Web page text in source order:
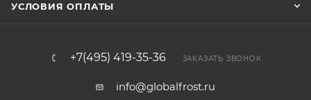
УСЛОВИЯ ОПЛАТЫ
+7(495) 419-35-36 ЗАКАЗАТЬ ЗВОНОК
info@globalfrost.ru